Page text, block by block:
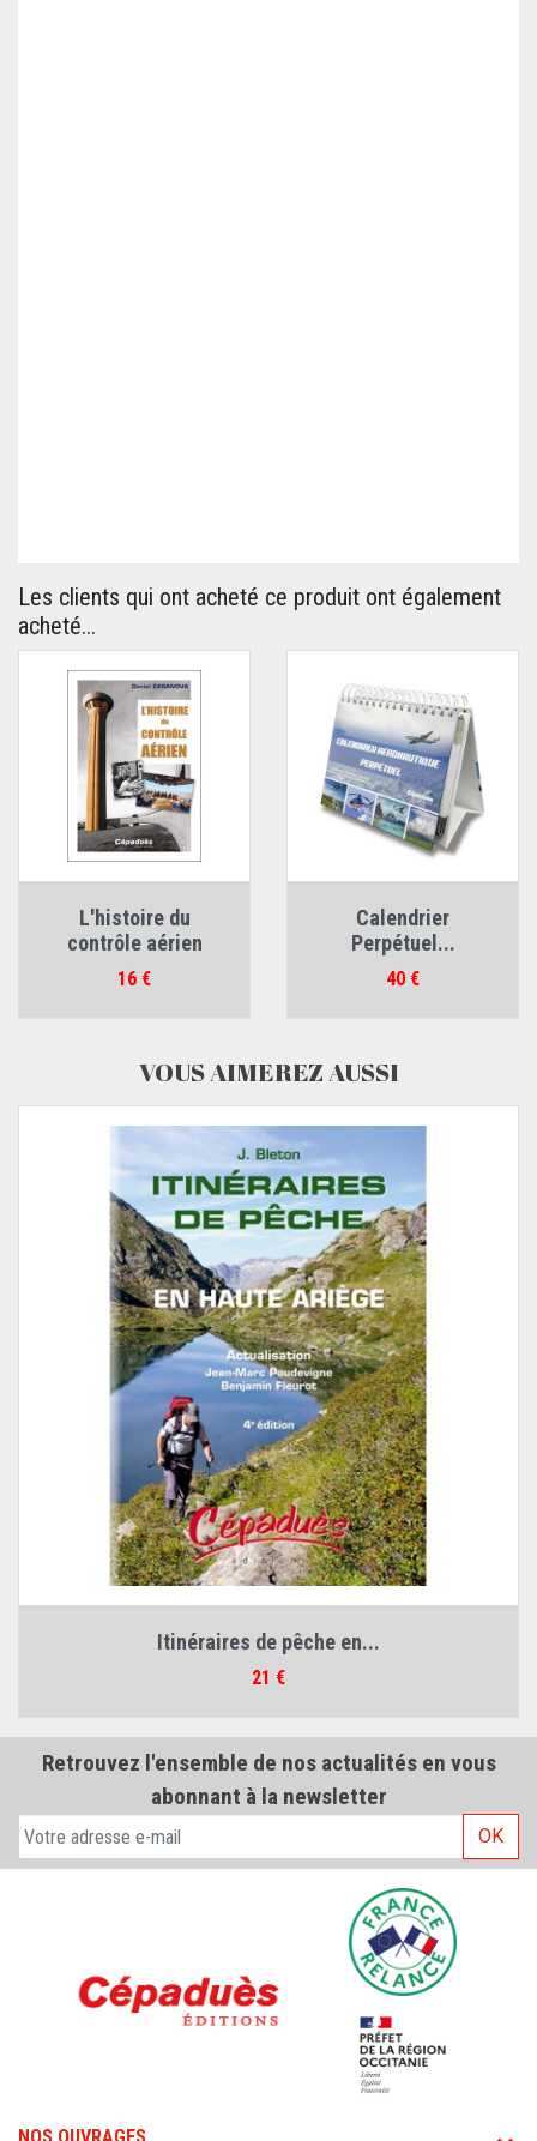
Les clients qui ont acheté ce produit ont également
acheté...
L'histoire du
contrôle aérien
Prix
16 €
Calendrier
Perpétuel...
Prix
40 €
VOUS AIMEREZ AUSSI
Itinéraires de pêche en...
Prix
21 €
Retrouvez l'ensemble de nos actualités en vous
abonnant à la newsletter
OK